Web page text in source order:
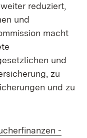
reduziert,
und
macht
und
zu
und zu
-